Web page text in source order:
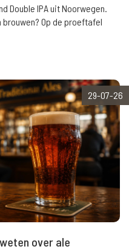
Double IPA uit Noorwegen.
Op de proeftafel
29-07-26
over ale